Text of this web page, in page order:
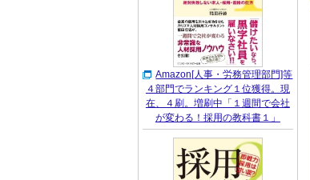
Amazon[人事・労務管理部門]等
４部門でランキング１位獲得。現
在、４刷。増刷中「１週間で会社
が変わる！採用の教科書１」